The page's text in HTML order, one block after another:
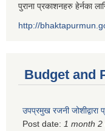
पुराना प्रकाशनहरु हेर्नका
http://
Budget and
उपप्रमुख रजनी
Post date: 1 month 2